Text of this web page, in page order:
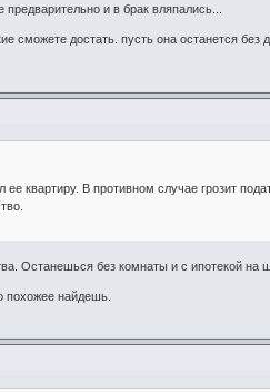
и в брак вляпались...
сможете достать. пусть она останется без
квартиру. В противном случае грозит
Останешься без комнаты и с ипотекой на
похожее найдешь.